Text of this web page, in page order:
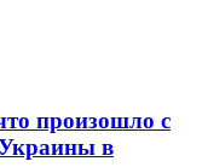
произошло с
в